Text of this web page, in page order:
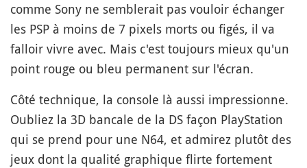
comme Sony ne semblerait pas vouloir échanger
les PSP à moins de 7 pixels morts ou figés, il va
falloir vivre avec. Mais c'est toujours mieux qu'un
point rouge ou bleu permanent sur l'écran.
Côté technique, la console là aussi impressionne.
Oubliez la 3D bancale de la DS façon PlayStation
qui se prend pour une N64, et admirez plutôt des
jeux dont la qualité graphique flirte fortement